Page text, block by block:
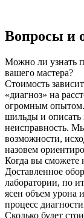
Вопросы и
Можно ли узнать
вашего мастера?
Стоимость
«диагноз» на
огромным
шильды и
неисправность.
возможности,
назовем
Когда вы сможете
Доставленное
лаборатории, по
ясен объем урона
процесс
Сколько будет